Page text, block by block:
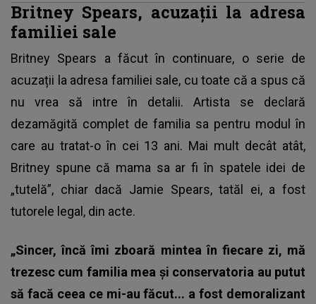
Britney Spears, acuzații la adresa
familiei sale
Britney Spears a făcut în continuare, o serie de
acuzații la adresa familiei sale, cu toate că a spus că
nu vrea să intre în detalii. Artista se declară
dezamăgită complet de familia sa pentru modul în
care au tratat-o în cei 13 ani. Mai mult decât atât,
Britney spune că mama sa ar fi în spatele idei de
„tutelă”, chiar dacă Jamie Spears, tatăl ei, a fost
tutorele legal, din acte.
„Sincer, încă îmi zboară mintea în fiecare zi, mă
trezesc cum familia mea și conservatoria au putut
să facă ceea ce mi-au făcut... a fost demoralizant